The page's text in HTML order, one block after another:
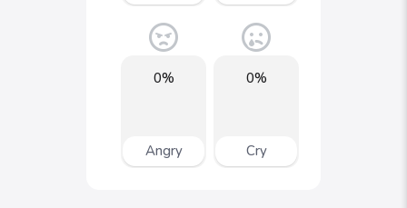
0%
Cry
0%
Angry